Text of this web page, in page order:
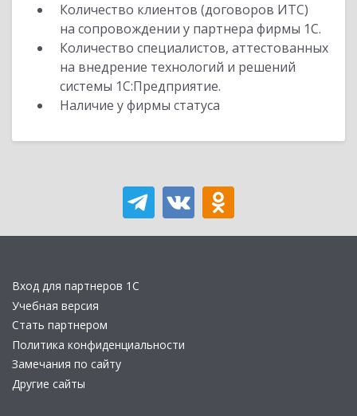
Количество клиентов (договоров ИТС)
на сопровождении у партнера фирмы 1С.
Количество специалистов, аттестованных
на внедрение технологий и решений
системы 1С:Предприятие.
Наличие у фирмы статуса
Вход для партнеров 1С
Учебная версия
Стать партнером
Политика конфиденциальности
Замечания по сайту
Другие сайты